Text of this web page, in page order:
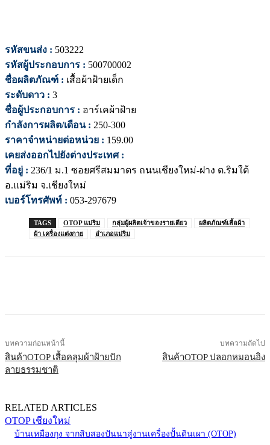
รหัสขนส่ง : 503222
รหัสผู้ประกอบการ : 500700002
ชื่อผลิตภัณฑ์ : เสื้อผ้าฝ้ายเด็ก
ระดับดาว : 3
ชื่อผู้ประกอบการ : อาร์เคผ้าฝ้าย
กำลังการผลิต/เดือน : 250-300
ราคาจำหน่ายต่อหน่วย : 159.00
เคยส่งออกไปยังต่างประเทศ :
ที่อยู่ : 236/1 ม.1 ซอยศรีสมมาตร ถนนเชียงใหม่-ฝาง ต.ริมใต้
อ.แม่ริม จ.เชียงใหม่
เบอร์โทรศัพท์ : 053-297679
TAGS OTOP แม่ริม กลุ่มผู้ผลิตเจ้าของรายเดียว
ผลิตภัณฑ์เสื้อผ้า
ผ้า เครื่องแต่งกาย
อำเภอแม่ริม
บทความก่อนหน้านี้
สินค้าOTOP เสื้อคลุมผ้าฝ้ายปัก
ลายธรรมชาติ
บทความถัดไป
สินค้าOTOP ปลอกหมอนอิง
RELATED ARTICLES
OTOP เชียงใหม่
บ้านเหมืองกุง จากสิบสองปันนาสู่งานเครื่องปั้นดินเผา (OTOP)